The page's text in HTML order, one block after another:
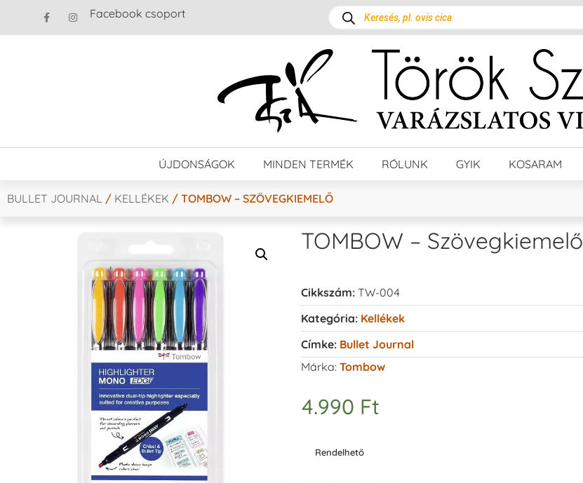
Facebook csoport
ÚJDONSÁGOK MINDEN TERMÉK RÓLUNK GYIK KOSARAM
BULLET JOURNAL / KELLÉKEK / TOMBOW – SZÖVEGKIEMELŐ
TOMBOW – Szövegkiemelő
Cikkszám: TW-004
Kategória: Kellékek
Címke: Bullet Journal
Márka: Tombow
4.990 Ft
Rendelhető